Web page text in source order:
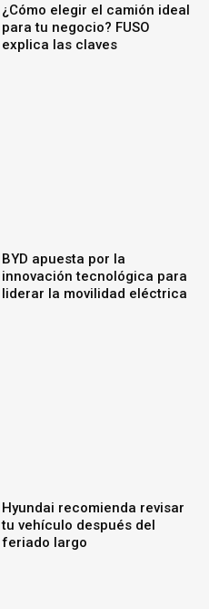
¿Cómo elegir el camión ideal
para tu negocio? FUSO
explica las claves
BYD apuesta por la
innovación tecnológica para
liderar la movilidad eléctrica
Hyundai recomienda revisar
tu vehículo después del
feriado largo